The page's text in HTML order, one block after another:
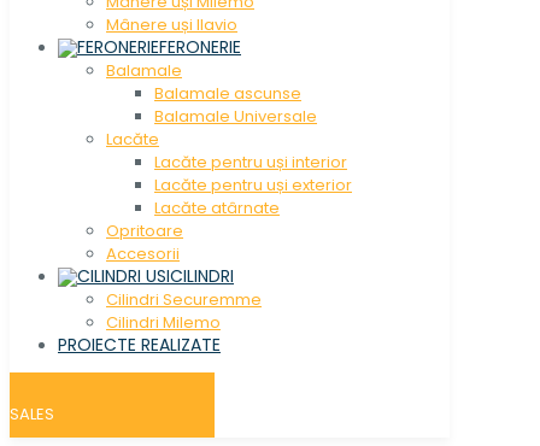
Mânere uși Ilavio
FERONERIE
Balamale
Balamale ascunse
Balamale Universale
Lacăte
Lacăte pentru uși interior
Lacăte pentru uși exterior
Lacăte atârnate
Opritoare
Accesorii
CILINDRI
Cilindri Securemme
Cilindri Milemo
PROIECTE REALIZATE
SALES